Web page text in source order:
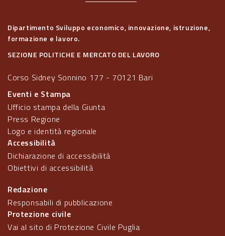
Dipartimento Sviluppo economico, innovazione, istruzione,
formazione e lavoro.
SEZIONE POLITICHE E MERCATO DEL LAVORO
Corso Sidney Sonnino 177 - 70121 Bari
Eventi e Stampa
Ufficio stampa della Giunta
Press Regione
Logo e identità regionale
Accessibilità
Dichiarazione di accessibilità
Obiettivi di accessibilità
Redazione
Responsabili di pubblicazione
Protezione civile
Vai al sito di Protezione Civile Puglia